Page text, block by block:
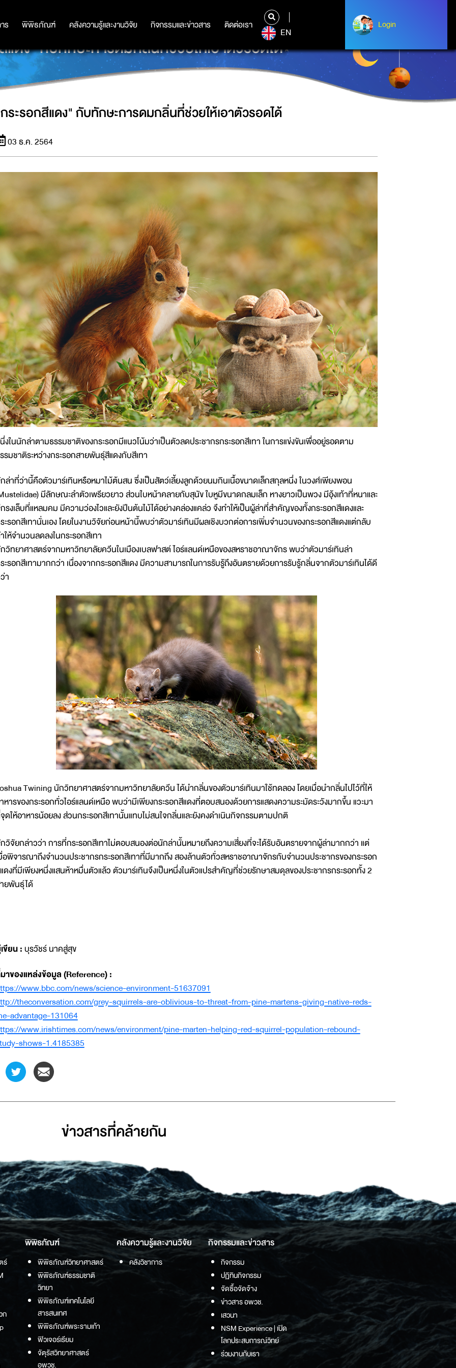
ร พิพิธภัณฑ์ คลังความรู้และงานวิจัย กิจกรรมและข่าวสาร ติดต่อเรา
ร พิพิธภัณฑ์ คลังความรู้และงานวิจัย กิจกรรมและข่าวสาร ติดต่อเรา
EN
Login
Login
แดง" กับทักษะการดมกลิ่นที่ช่วยให้เอาตัวรอดได้
ระรอกสีแดง" กับทักษะการดมกลิ่นที่ช่วยให้เอาตัวรอดได้
03 ธ.ค. 2564
งในนักล่าตามธรรมชาติของกระรอกมีแนวโน้มว่าเป็นตัวลดประชากรกระรอกสีเทา ในการแข่งขันเพื่ออยู่รอดตาม
รมชาติระหว่างกระรอกสายพันธุ์สีแดงกับสีเทา
ล่าที่ว่านี้คือตัวมาร์เทินหรือหมาไม้ต้นสน ซึ่งเป็นสัตว์เลี้ยงลูกด้วยนมกินเนื้อขนาดเล็กสกุลหนึ่ง ในวงศ์เพียงพอน
มีลักษณะลำตัวเพรียวยาว ส่วนใบหน้าคลายกับสุนัข ใบหูมีขนาดกลมเล็ก หางยาวเป็นพวง มีอุ้งเท้าที่หนาและ
รงเล็บที่แหลมคม มีความว่องไวและยังปีนต้นไม้ได้อย่างคล่องแคล่ว จึงทำให้เป็นผู้ล่าที่สำคัญของทั้งกระรอกสีแดงและ
ะรอกสีเทานั่นเอง โดยในงานวิจัยก่อนหน้านี้พบว่าตัวมาร์เทินมีผลเชิงบวกต่อการเพิ่มจำนวนของกระรอกสีแดงแต่กลับ
ให้จำนวนลดลงในกระรอกสีเทา
วิทยาศาสตร์จากมหาวิทยาลัยควีนในเมืองเบลฟาสต์ ไอร์แลนด์เหนือของสหราชอาณาจักร พบว่าตัวมาร์เทินล่า
ะรอกสีเทามากกว่า เนื่องจากกระรอกสีแดง มีความสามารถในการรับรู้ถึงอันตรายด้วยการรับรู้กลิ่นจากตัวมาร์เทินได้ดี
า
Twining นักวิทยาศาสตร์จากมหาวิทยาลัยควีน ได้นำกลิ่นของตัวมาร์เทินมาใช้ทดลอง โดยเมื่อนำกลิ่นไปไว้ที่ให้
หารของกระรอกทั่วไอร์แลนด์เหนือ พบว่ามีเพียงกระรอกสีแดงที่ตอบสนองด้วยการแสดงความระมัดระวังมากขึ้น แวะมา
ดให้อาหารน้อยลง ส่วนกระรอกสีเทานั้นแทบไม่สนใจกลิ่นและยังคงดำเนินกิจกรรมตามปกติ
วิจัยกล่าวว่า การที่กระรอกสีเทาไม่ตอบสนองต่อนักล่านั้นหมายถึงความเสี่ยงที่จะได้รับอันตรายจากผู้ล่ามากกว่า แต่
อพิจารณาถึงจำนวนประชากรกระรอกสีเทาที่มีมากถึง สองล้านตัวทั่วสหราชอาณาจักรกับจำนวนประชากรของกระรอก
ดงที่มีเพียงหนึ่งแสนห้าหมื่นตัวแล้ว ตัวมาร์เทินจึงเป็นหนึ่งในตัวแปรสำคัญที่ช่วยรักษาสมดุลของประชากรกระรอกทั้ง 2
ยพันธุ์ได้
ขียน : บุรวัชร์ นาคสู่สุข
าของแหล่งข้อมูล (Reference) :
www.bbc.com/news/science-environment-51637091
theconversation.com/grey-squirrels-are-oblivious-to-threat-from-pine-martens-giving-native-reds-
advantage-131064
www.irishtimes.com/news/environment/pine-marten-helping-red-squirrel-population-rebound-
shows-1.4185385
ข่าวสารที่่คล้ายกัน
ร์
ก
พิพิธภัณฑ์
พิพิธภัณฑ์วิทยาศาสตร์
พิพิธภัณฑ์ธรรมชาติ
วิทยา
พิพิธภัณฑ์เทคโนโลยี
สารสนเทศ
พิพิธภัณฑ์พระรามเก้า
ฟิวเจอร์เรียม
จัตุรัสวิทยาศาสตร์
อพวช.
คลังความรู้และงานวิจัย
คลังวิชาการ
กิจกรรมและข่าวสาร
กิจกรรม
ปฏิทินกิจกรรม
จัดซื้อจัดจ้าง
ข่าวสาร อพวช.
เสวนา
NSM Experience | เปิด
โลกประสบการณ์วิทย์
ร่วมงานกับเรา